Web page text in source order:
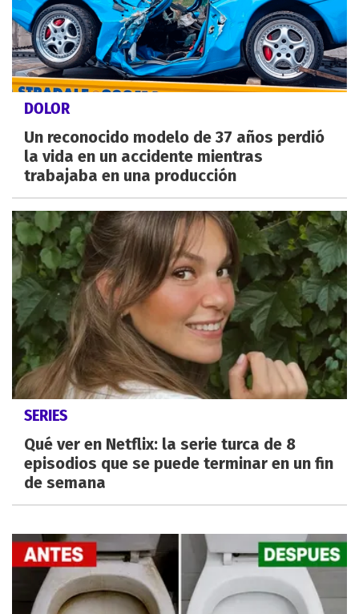
DOLOR
Un reconocido modelo de 37 años perdió
la vida en un accidente mientras
trabajaba en una producción
SERIES
Qué ver en Netflix: la serie turca de 8
episodios que se puede terminar en un fin
de semana